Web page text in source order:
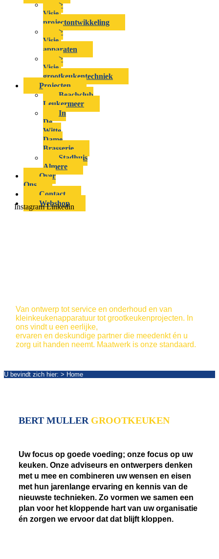
>
Visie-
projectontwikkeling
>
Visie-
apparaten
>
Visie-
grootkeukentechniek
Projecten
Beachclub
Leukermeer
In
De
Witte
Dame
Brasserie
Stadhuis
Almere
Over
Ons
Contact
Webshop
Instagram Linkedin
Van ontwerp tot service en onderhoud en van
kleinkeukenapparatuur tot grootkeukenprojecten. In
ons vindt u een eerlijke,
ervaren en deskundige partner die meedenkt én u
zorg uit handen neemt. Maatwerk is onze standaard.
U bevindt zich hier: > Home
BERT MULLER GROOTKEUKEN
Uw focus op goede voeding; onze focus op uw
keuken. Onze adviseurs en ontwerpers denken
met u mee en combineren uw wensen en eisen
met hun jarenlange ervaring en kennis van de
nieuwste technieken. Zo vormen we samen een
plan voor het kloppende hart van uw organisatie
én zorgen we ervoor dat dat blijft kloppen.